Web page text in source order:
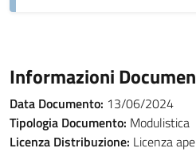
Informazioni
Data Documento: 13/06/2024
Tipologia Documento: Modulistica
Licenza Distribuzione: Licenza